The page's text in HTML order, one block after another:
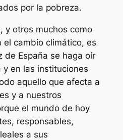
por la pobreza.
y otros muchos como
el cambio climático, es
de España se haga oír
y en las instituciones
aquello que afecta a
y a nuestros
el mundo de hoy
responsables,
a sus